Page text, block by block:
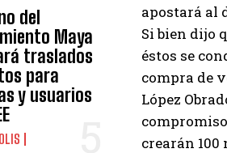
del
Maya
traslados
para
y usuarios
apostará al
Si bien dijo
éstos se
compra de
López
crearán